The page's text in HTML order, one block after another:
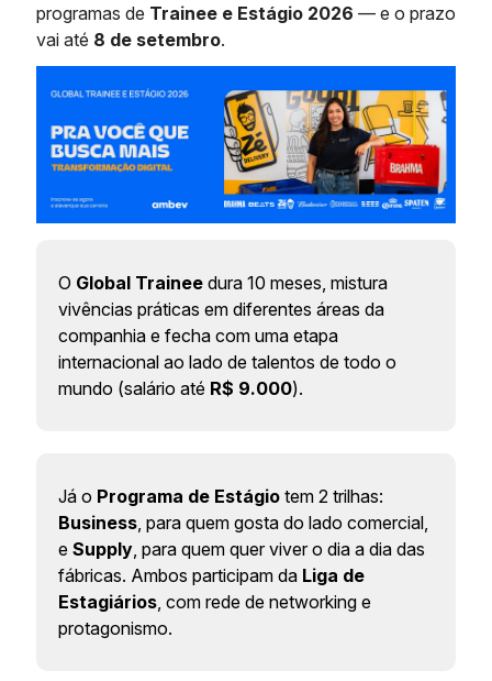
programas de Trainee e Estágio 2026 — e o prazo
vai até 8 de setembro.
O Global Trainee dura 10 meses, mistura
vivências práticas em diferentes áreas da
companhia e fecha com uma etapa
internacional ao lado de talentos de todo o
mundo (salário até R$ 9.000).
Já o Programa de Estágio tem 2 trilhas:
Business, para quem gosta do lado comercial,
e Supply, para quem quer viver o dia a dia das
fábricas. Ambos participam da Liga de
Estagiários, com rede de networking e
protagonismo.